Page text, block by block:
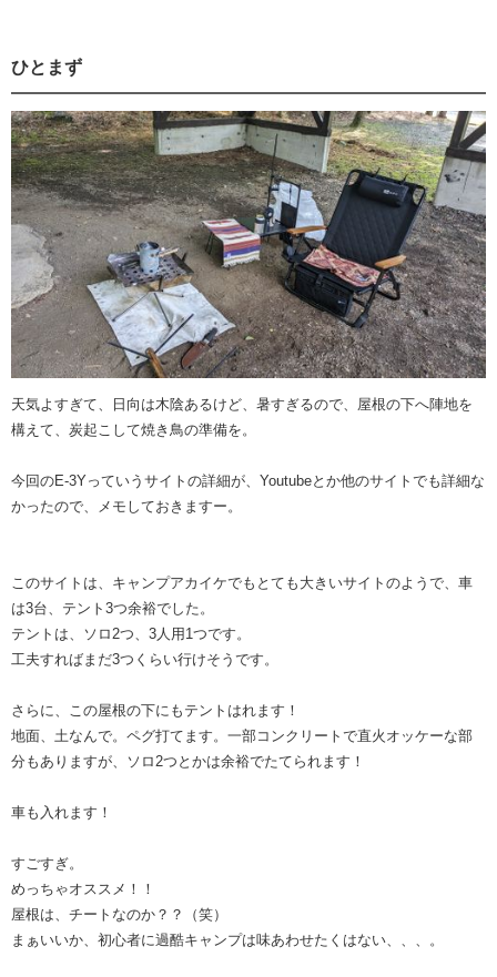
ひとまず
天気よすぎて、日向は木陰あるけど、暑すぎるので、屋根の下へ陣地を
構えて、炭起こして焼き鳥の準備を。
今回のE-3Yっていうサイトの詳細が、Youtubeとか他のサイトでも詳細な
かったので、メモしておきますー。
このサイトは、キャンプアカイケでもとても大きいサイトのようで、車
は3台、テント3つ余裕でした。
テントは、ソロ2つ、3人用1つです。
工夫すればまだ3つくらい行けそうです。
さらに、この屋根の下にもテントはれます！
地面、土なんで。ペグ打てます。一部コンクリートで直火オッケーな部
分もありますが、ソロ2つとかは余裕でたてられます！
車も入れます！
すごすぎ。
めっちゃオススメ！！
屋根は、チートなのか？？（笑）
まぁいいか、初心者に過酷キャンプは味あわせたくはない、、、。